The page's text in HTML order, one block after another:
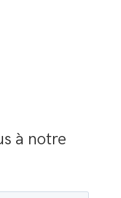
à notre